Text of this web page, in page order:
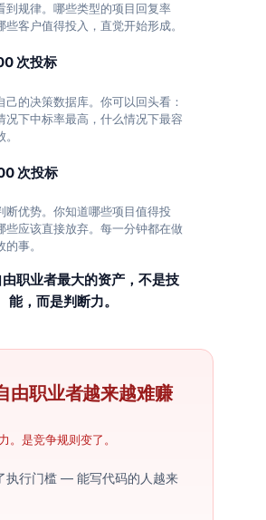
到规律。哪些类型的项目回复率
些客户值得投入，直觉开始形成。
次投标
己的决策数据库。你可以回头看：
况下中标率最高，什么情况下最容
次投标
断优势。你知道哪些项目值得投
些应该直接放弃。每一分钟都在做
事。
职业者最大的资产，不是技
能，而是判断力。
由职业者越来越难赚
。是竞争规则变了。
执行门槛 — 能写代码的人越来